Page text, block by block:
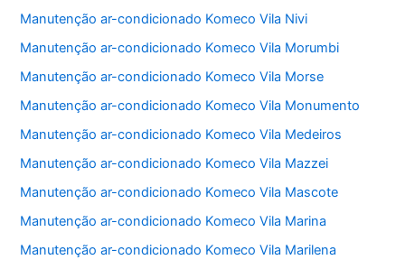
Manutenção ar-condicionado Komeco Vila Nivi
Manutenção ar-condicionado Komeco Vila Morumbi
Manutenção ar-condicionado Komeco Vila Morse
Manutenção ar-condicionado Komeco Vila Monumento
Manutenção ar-condicionado Komeco Vila Medeiros
Manutenção ar-condicionado Komeco Vila Mazzei
Manutenção ar-condicionado Komeco Vila Mascote
Manutenção ar-condicionado Komeco Vila Marina
Manutenção ar-condicionado Komeco Vila Marilena